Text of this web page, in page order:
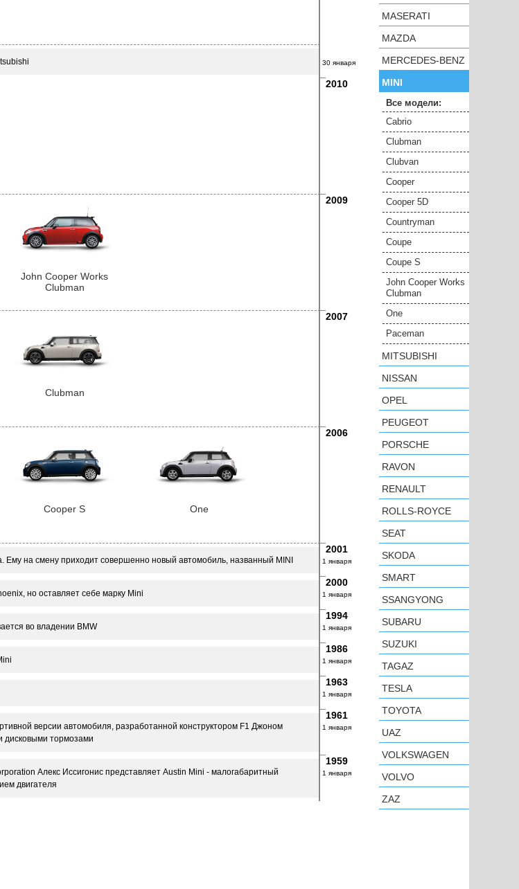
30 января
2010
2009
John Cooper Works
Clubman
2007
Clubman
2006
Cooper S One
2001
1 января
Ему на смену приходит совершенно новый автомобиль, названный MINI
2000
1 января
но оставляет себе марку Mini
1994
1 января
во владении BMW
1986
1 января
1963
1 января
1961
1 января
версии автомобиля, разработанной конструктором F1 Джоном
дисковыми тормозами
1959
1 января
Алекс Иссигонис представляет Austin Mini - малогабаритный
двигателя
MASERATI
MAZDA
MERCEDES-BENZ
MINI
Все модели:
Cabrio
Clubman
Clubvan
Cooper
Cooper 5D
Countryman
Coupe
Coupe S
John Cooper Works
Clubman
One
Paceman
MITSUBISHI
NISSAN
OPEL
PEUGEOT
PORSCHE
RAVON
RENAULT
ROLLS-ROYCE
SEAT
SKODA
SMART
SSANGYONG
SUBARU
SUZUKI
TAGAZ
TESLA
TOYOTA
UAZ
VOLKSWAGEN
VOLVO
ZAZ